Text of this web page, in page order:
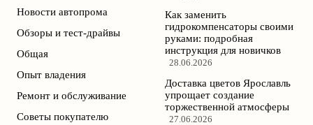
Новости автопрома
Обзоры и тест-драйвы
Общая
Опыт владения
Ремонт и обслуживание
Советы покупателю
Как заменить
гидрокомпенсаторы своими
руками: подробная
инструкция для новичков
28.06.2026
Доставка цветов Ярославль
упрощает создание
торжественной атмосферы
27.06.2026